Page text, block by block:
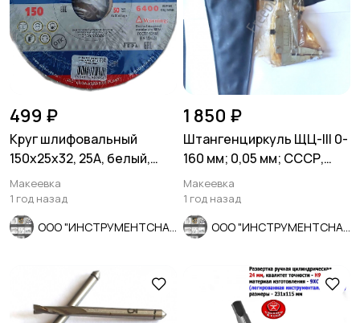
499 ₽
Круг шлифовальный
150х25х32, 25А, белый,
40СМ, ГОСТ Р52588-2011,
Луга,
Макеевка
1 год назад
1 850 ₽
Штангенциркуль ЩЦ-lll 0-
160 мм; 0,05 мм; СССР,
ГОСТ 166-80.
Макеевка
1 год назад